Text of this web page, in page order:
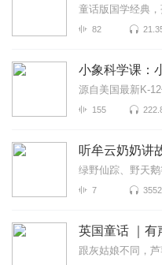
童话版国学经典
82
小象科学课：
源自美国最新K-
155
听牟云奶奶讲
绿野仙踪、野天
7 3552
英国童话 ｜有
跟灰姑娘不同，